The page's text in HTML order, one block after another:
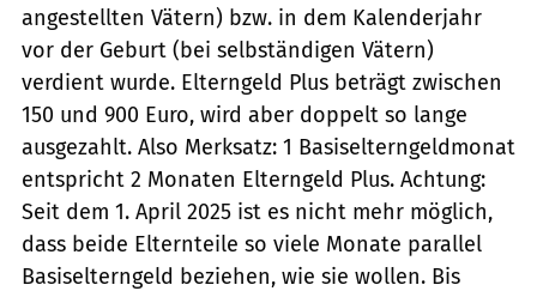
angestellten Vätern) bzw. in dem Kalenderjahr
vor der Geburt (bei selbständigen Vätern)
verdient wurde. Elterngeld Plus beträgt zwischen
150 und 900 Euro, wird aber doppelt so lange
ausgezahlt. Also Merksatz: 1 Basiselterngeldmonat
entspricht 2 Monaten Elterngeld Plus. Achtung:
Seit dem 1. April 2025 ist es nicht mehr möglich,
dass beide Elternteile so viele Monate parallel
Basiselterngeld beziehen, wie sie wollen. Bis